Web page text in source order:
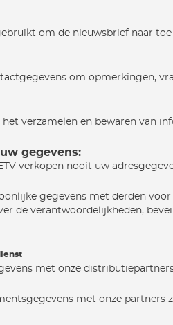
om de nieuwsbrief naar toe
om opmerkingen,
het verzamelen en bewaren van
gegevens:
verkopen nooit uw
gegevens met derden
de verantwoordelijkheden,
met onze
met onze partners